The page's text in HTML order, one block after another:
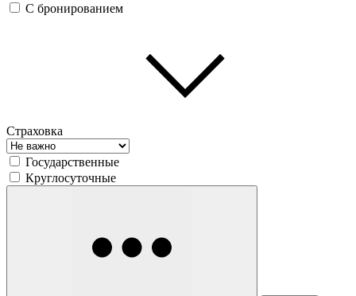
С бронированием
Страховка
Государственные
Круглосуточные